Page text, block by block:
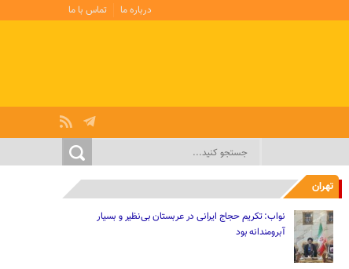
درباره ما تماس با ما
تهران
نواب: تکریم حجاج ‌ایرانی‌ در عربستان بی‌نظیر و بسیار
آبرومندانه بود